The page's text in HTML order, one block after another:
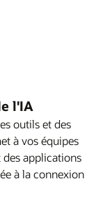
l'IA
outils et des
à vos équipes
applications
à la connexion